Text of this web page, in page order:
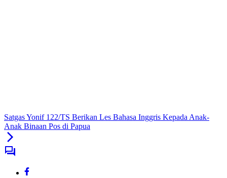
Satgas Yonif 122/TS Berikan Les Bahasa Inggris Kepada Anak-
Anak Binaan Pos di Papua